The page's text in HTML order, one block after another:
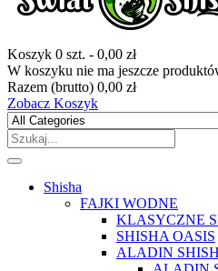
Koszyk 0 szt. - 0,00 zł
W koszyku nie ma jeszcze
Razem (brutto) 0,00 zł
Zobacz Koszyk
Shisha
FAJKI WODNE
KLASYCZNE
SHISHA OASIS
ALADIN